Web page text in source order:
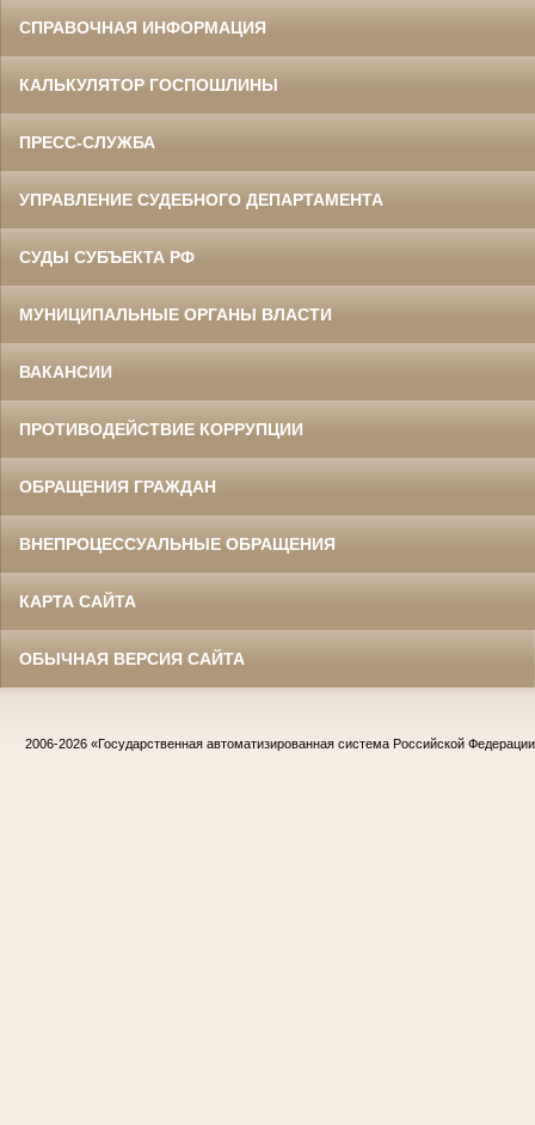
СПРАВОЧНАЯ ИНФОРМАЦИЯ
КАЛЬКУЛЯТОР ГОСПОШЛИНЫ
ПРЕСС-СЛУЖБА
УПРАВЛЕНИЕ СУДЕБНОГО ДЕПАРТАМЕНТА
СУДЫ СУБЪЕКТА РФ
МУНИЦИПАЛЬНЫЕ ОРГАНЫ ВЛАСТИ
ВАКАНСИИ
ПРОТИВОДЕЙСТВИЕ КОРРУПЦИИ
ОБРАЩЕНИЯ ГРАЖДАН
ВНЕПРОЦЕССУАЛЬНЫЕ ОБРАЩЕНИЯ
КАРТА САЙТА
ОБЫЧНАЯ ВЕРСИЯ САЙТА
2006-2026 «Государственная автоматизированная система Российской